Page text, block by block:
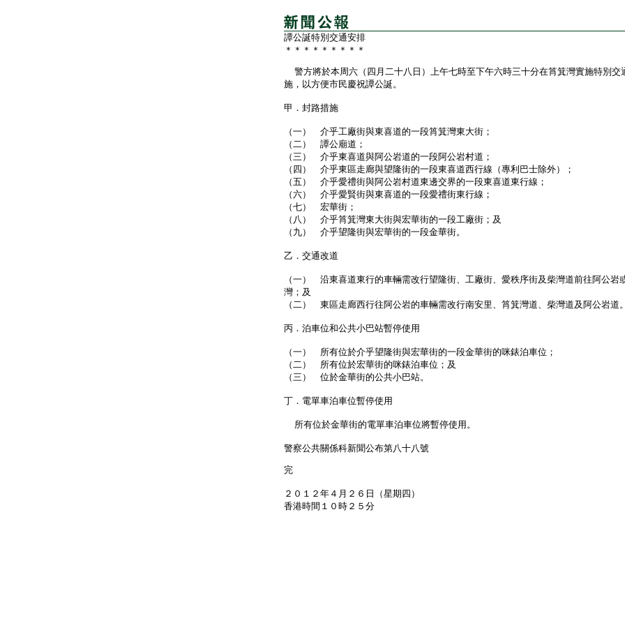
譚公誕特別交通安排
＊＊＊＊＊＊＊＊＊
警方將於本周六（四月二十八日）上午七時至下午六時三十分在筲箕灣實施特別交
施，以方便市民慶祝譚公誕。
甲．封路措施
（一） 介乎工廠街與東喜道的一段筲箕灣東大街；
（二） 譚公廟道；
（三） 介乎東喜道與阿公岩道的一段阿公岩村道；
（四） 介乎東區走廊與望隆街的一段東喜道西行線（專利巴士除外）；
（五） 介乎愛禮街與阿公岩村道東邊交界的一段東喜道東行線；
（六） 介乎愛賢街與東喜道的一段愛禮街東行線；
（七） 宏華街；
（八） 介乎筲箕灣東大街與宏華街的一段工廠街；及
（九） 介乎望隆街與宏華街的一段金華街。
乙．交通改道
（一） 沿東喜道東行的車輛需改行望隆街、工廠街、愛秩序街及柴灣道前往阿公岩
灣；及
（二） 東區走廊西行往阿公岩的車輛需改行南安里、筲箕灣道、柴灣道及阿公岩道。
丙．泊車位和公共小巴站暫停使用
（一） 所有位於介乎望隆街與宏華街的一段金華街的咪錶泊車位；
（二） 所有位於宏華街的咪錶泊車位；及
（三） 位於金華街的公共小巴站。
丁．電單車泊車位暫停使用
所有位於金華街的電單車泊車位將暫停使用。
警察公共關係科新聞公布第八十八號
完
２０１２年４月２６日（星期四）
香港時間１０時２５分